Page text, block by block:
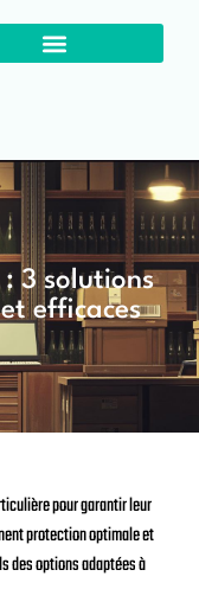
3 solutions
efficaces
pour garantir leur
protection optimale et
des options adaptées à